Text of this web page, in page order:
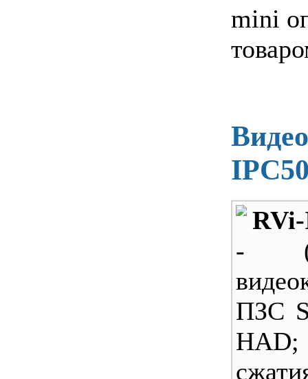
mini
-
ПЗС